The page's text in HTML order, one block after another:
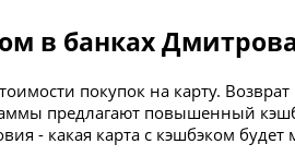
в банках
покупок на карту.
предлагают повышенный
- какая карта с кэшбэком